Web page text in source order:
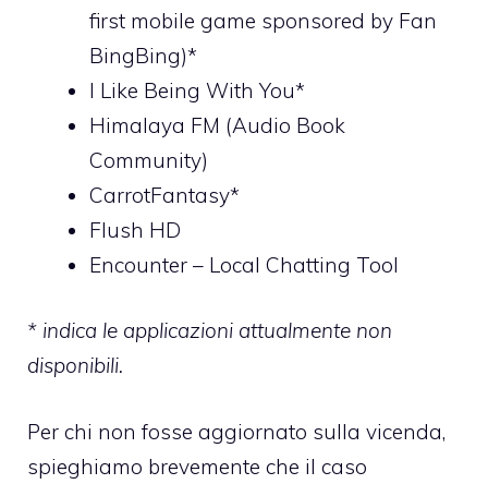
first mobile game sponsored by Fan
BingBing)*
I Like Being With You*
Himalaya FM (Audio Book
Community)
CarrotFantasy*
Flush HD
Encounter – Local Chatting Tool
* indica le applicazioni attualmente non
disponibili.
Per chi non fosse aggiornato sulla vicenda,
spieghiamo brevemente che il caso